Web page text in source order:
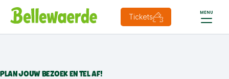
Tickets MENU
PLAN JOUW BEZOEK EN TEL AF!